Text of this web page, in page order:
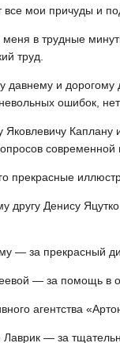
мои причуды и
в трудные
труд.
давнему и
ошибок,
современной
прекрасные
другу Денису
— за прекрасный
— за помощь в
агентства
— за